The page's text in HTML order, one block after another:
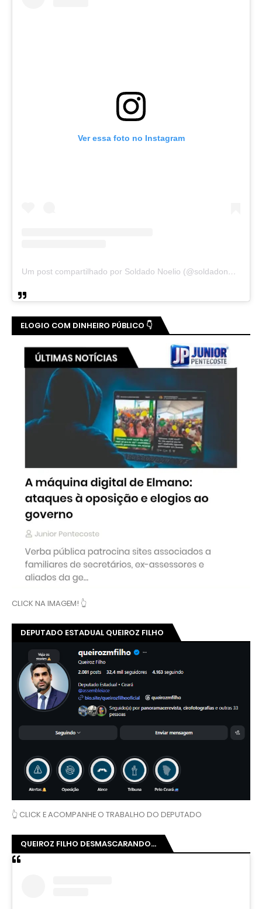
Ver essa foto no Instagram
Um post compartilhado por Soldado Noelio (@soldadonoelio)
ELOGIO COM DINHEIRO PÚBLICO 👇
CLICK NA IMAGEM! 👆
DEPUTADO ESTADUAL QUEIROZ FILHO
👆 CLICK E ACOMPANHE O TRABALHO DO DEPUTADO
QUEIROZ FILHO DESMASCARANDO...